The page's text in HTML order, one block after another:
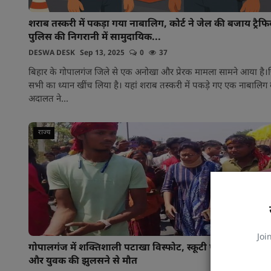
शराब तस्करी में पकड़ा गया नाबालिग, कोर्ट ने जेल की बजाय
पुलिस की निगरानी में सामुदायिक...
DESWA DESK Sep 13, 2025 0 37
बिहार के गोपालगंज जिले से एक अनोखा और प्रेरक मामला सामने आया
सभी का ध्यान खींच लिया है। यहां शराब तस्करी में पकड़े गए एक नाबालिग
अदालत ने...
राज्य
गोपालगंज में शक्तिशाली पटाखा विस्फोट, स्कूटी पर सवार मासूम
और युवक की झुलसने से मौत